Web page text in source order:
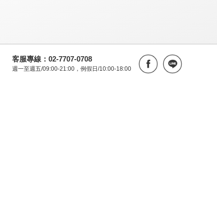
客服專線：02-7707-0708
週一至週五/09:00-21:00，例假日/10:00-18:00